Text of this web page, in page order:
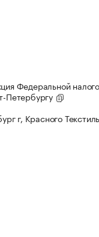
Федеральной
Петербургу
г, Красного